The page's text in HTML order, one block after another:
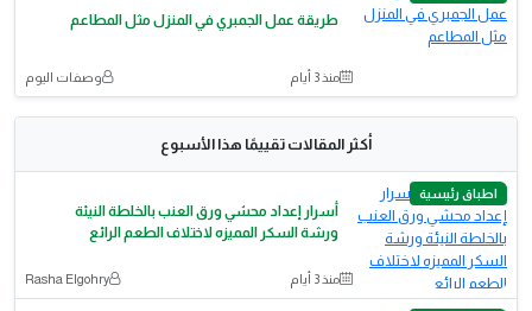
طريقة عمل الجمبري في المنزل مثل المطاعم
منذ 3 أيام وصفات اليوم
أكثر المقالات تقييمًا هذا الأسبوع
اطباق رئيسية
أسرار إعداد محشي ورق العنب بالخلطة النيئة
ورشة السكر المميزه لاختلاف الطعم الرائع
منذ 3 أيام Rasha Elgohry